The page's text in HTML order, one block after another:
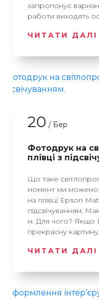
запропонує
работи виходять
ЧИТАТИ ДАЛІ
20 / Бер
Фотодрук на
плівці з
Що таке
момент ми можемо
на плівці Epson
підсвічуванням.
м. Для чого? Якщо
прекрасну
ЧИТАТИ ДАЛІ